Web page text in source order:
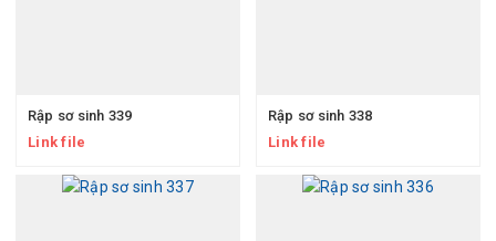
Rập sơ sinh 339
Link file
Rập sơ sinh 338
Link file